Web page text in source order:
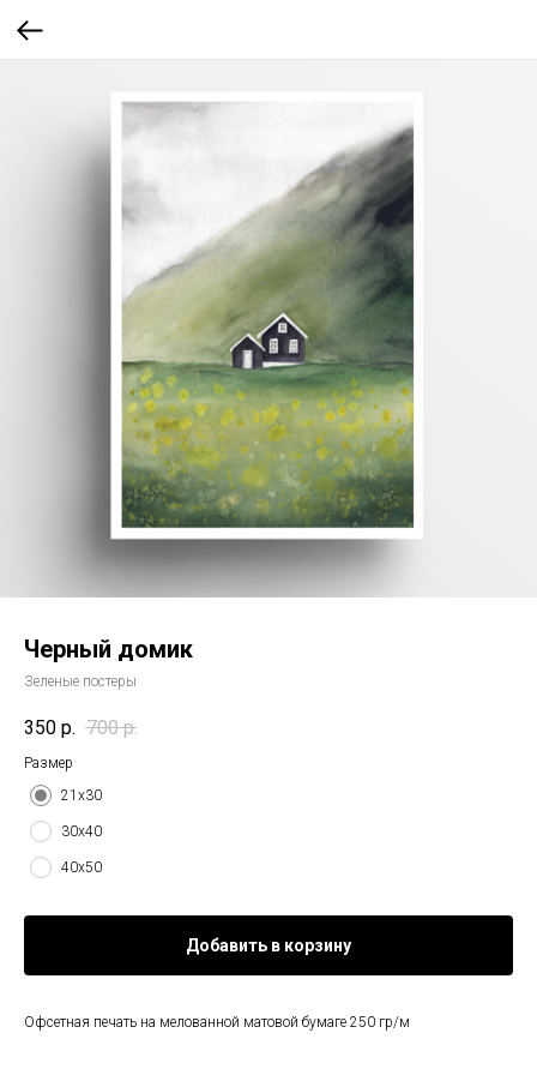
Черный домик
Зеленые постеры
350 р. 700 р.
Размер
21х30
30х40
40х50
Добавить в корзину
Офсетная печать на мелованной матовой бумаге 250 гр/м